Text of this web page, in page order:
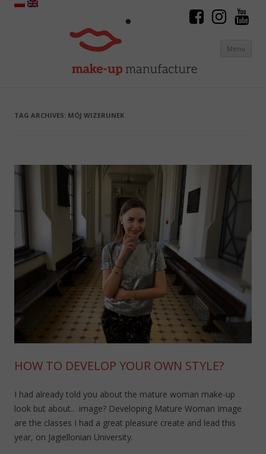
Menu
TAG ARCHIVES: MÓJ WIZERUNEK
HOW TO DEVELOP YOUR OWN STYLE?
I had already told you about the mature woman make-up
look but about.. image? Developing Mature Woman Image
are the classes I had a great pleasure create and lead this
year, on Jagiellonian University.